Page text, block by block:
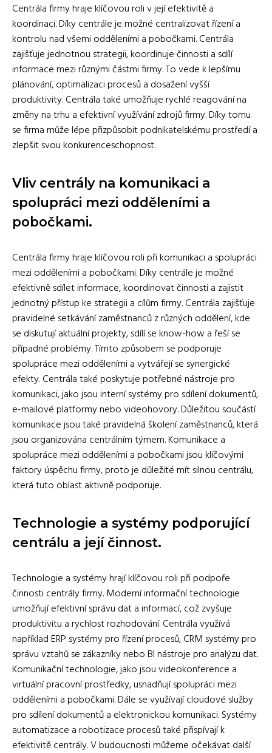
Centrála firmy hraje klíčovou roli v její efektivitě a
koordinaci. Díky centrále je možné centralizovat řízení a
kontrolu nad všemi odděleními a pobočkami. Centrála
zajišťuje jednotnou strategii, koordinuje činnosti a sdílí
informace mezi různými částmi firmy. To vede k lepšímu
plánování, optimalizaci procesů a dosažení vyšší
produktivity. Centrála také umožňuje rychlé reagování na
změny na trhu a efektivní využívání zdrojů firmy. Díky tomu
se firma může lépe přizpůsobit podnikatelskému prostředí a
zlepšit svou konkurenceschopnost.
Vliv centrály na komunikaci a
spolupráci mezi odděleními a
pobočkami.
Centrála firmy hraje klíčovou roli při komunikaci a spolupráci
mezi odděleními a pobočkami. Díky centrále je možné
efektivně sdílet informace, koordinovat činnosti a zajistit
jednotný přístup ke strategii a cílům firmy. Centrála zajišťuje
pravidelné setkávání zaměstnanců z různých oddělení, kde
se diskutují aktuální projekty, sdílí se know-how a řeší se
případné problémy. Tímto způsobem se podporuje
spolupráce mezi odděleními a vytvářejí se synergické
efekty. Centrála také poskytuje potřebné nástroje pro
komunikaci, jako jsou interní systémy pro sdílení dokumentů,
e-mailové platformy nebo videohovory. Důležitou součástí
komunikace jsou také pravidelná školení zaměstnanců, která
jsou organizována centrálním týmem. Komunikace a
spolupráce mezi odděleními a pobočkami jsou klíčovými
faktory úspěchu firmy, proto je důležité mít silnou centrálu,
která tuto oblast aktivně podporuje.
Technologie a systémy podporující
centrálu a její činnost.
Technologie a systémy hrají klíčovou roli při podpoře
činnosti centrály firmy. Moderní informační technologie
umožňují efektivní správu dat a informací, což zvyšuje
produktivitu a rychlost rozhodování. Centrála využívá
například ERP systémy pro řízení procesů, CRM systémy pro
správu vztahů se zákazníky nebo BI nástroje pro analýzu dat.
Komunikační technologie, jako jsou videokonference a
virtuální pracovní prostředky, usnadňují spolupráci mezi
odděleními a pobočkami. Dále se využívají cloudové služby
pro sdílení dokumentů a elektronickou komunikaci. Systémy
automatizace a robotizace procesů také přispívají k
efektivitě centrály. V budoucnosti můžeme očekávat další